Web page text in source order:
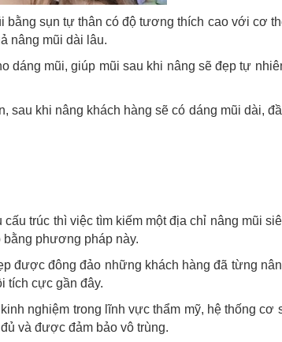
sụn tự thân có độ tương thích cao với cơ
nâng mũi dài lâu.
dáng mũi, giúp mũi sau khi nâng sẽ đẹp tự
sau khi nâng khách hàng sẽ có dáng mũi dài,
trúc thì việc tìm kiếm một địa chỉ nâng mũi
phương pháp này.
được đông đảo những khách hàng đã từng
tích cực gần đây.
nghiệm trong lĩnh vực thẩm mỹ, hệ thống cơ
và được đảm bảo vô trùng.